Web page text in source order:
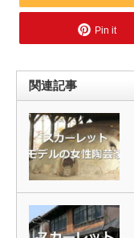
Pin it
関連記事